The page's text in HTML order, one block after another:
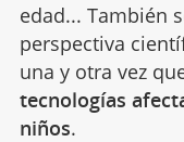
edad... También
perspectiva
una y otra vez
tecnologías
niños.